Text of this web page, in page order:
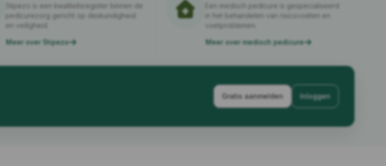
Stipezo is een kwaliteitsregister binnen de
pedicurezorg gericht op deskundigheid
en veiligheid.
Meer over Stipezo
Een medisch pedicure is gespecialiseerd
in het behandelen van risicovoeten en
voetproblemen.
Meer over medisch pedicure
Gratis aanmelden Inloggen